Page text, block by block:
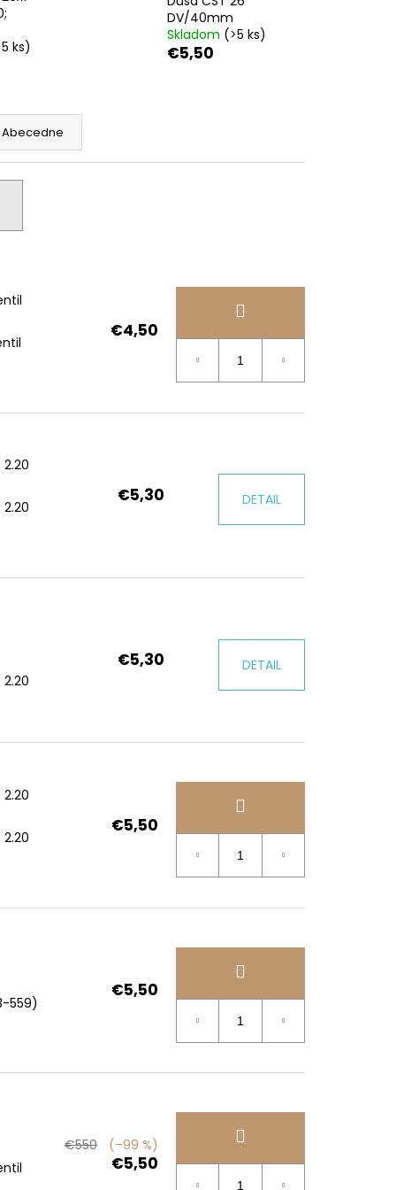
ks)
DV/40mm
Skladom (>5 ks)
€5,50
Abecedne
€4,50
2.20
2.20
€5,30 DETAIL
2.20
€5,30 DETAIL
2.20
2.20
€5,50
559)
€5,50
€550 (–99 %)
€5,50